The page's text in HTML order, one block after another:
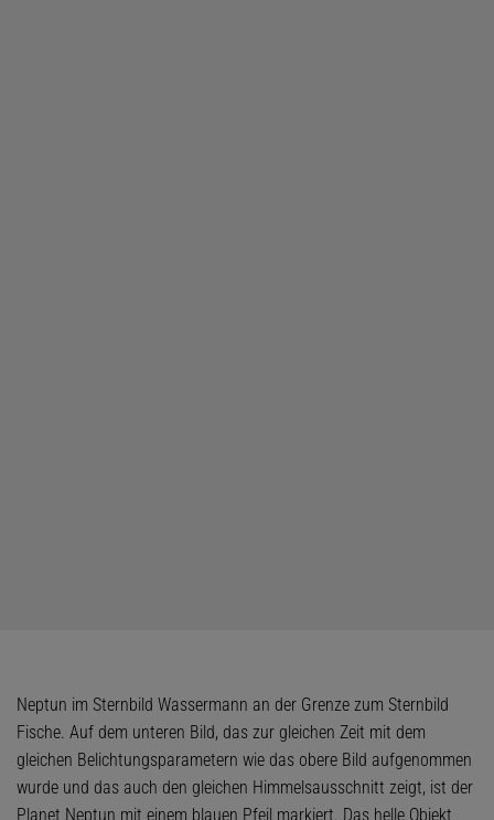
Neptun im Sternbild Wassermann an der Grenze zum Sternbild
Fische. Auf dem unteren Bild, das zur gleichen Zeit mit dem
gleichen Belichtungsparametern wie das obere Bild aufgenommen
wurde und das auch den gleichen Himmelsausschnitt zeigt, ist der
Planet Neptun mit einem blauen Pfeil markiert. Das helle Objekt